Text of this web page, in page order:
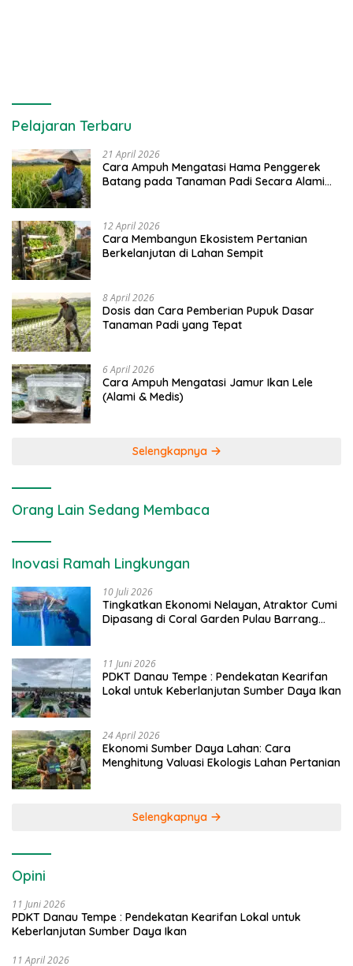
Pelajaran Terbaru
21 April 2026
Cara Ampuh Mengatasi Hama Penggerek
Batang pada Tanaman Padi Secara Alami
12 April 2026
Cara Membangun Ekosistem Pertanian
Berkelanjutan di Lahan Sempit
8 April 2026
Dosis dan Cara Pemberian Pupuk Dasar
Tanaman Padi yang Tepat
6 April 2026
Cara Ampuh Mengatasi Jamur Ikan Lele
(Alami & Medis)
Selengkapnya
Orang Lain Sedang Membaca
Inovasi Ramah Lingkungan
10 Juli 2026
Tingkatkan Ekonomi Nelayan, Atraktor Cumi
Dipasang di Coral Garden Pulau Barrang
11 Juni 2026
PDKT Danau Tempe : Pendekatan Kearifan
Lokal untuk Keberlanjutan Sumber Daya Ikan
24 April 2026
Ekonomi Sumber Daya Lahan: Cara
Menghitung Valuasi Ekologis Lahan Pertanian
Selengkapnya
Opini
11 Juni 2026
PDKT Danau Tempe : Pendekatan Kearifan Lokal untuk
Keberlanjutan Sumber Daya Ikan
11 April 2026